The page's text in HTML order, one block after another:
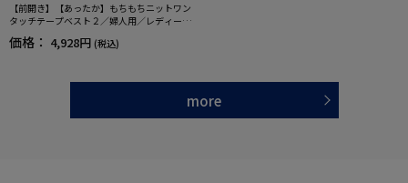
【前開き】【あったか】もちもちニットワン
タッチテープベスト２／婦人用／レディース
／高齢者／シニア／名前記入欄付／ギフト／
プレゼント 【CF】
価格： 4,928円 (税込)
more